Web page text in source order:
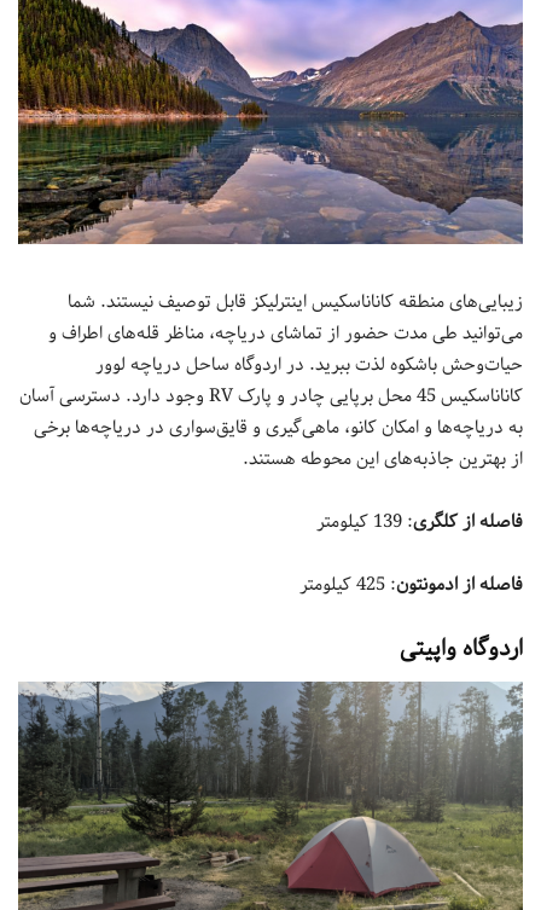
زیبایی‌های منطقه کاناناسکیس اینترلیکز قابل توصیف نیستند. شما
می‌توانید طی مدت حضور از تماشای دریاچه، مناظر قله‌های اطراف و
حیات‌وحش باشکوه لذت ببرید. در اردوگاه ساحل دریاچه لوور
کاناناسکیس 45 محل برپایی چادر و پارک RV وجود دارد. دسترسی آسان
به دریاچه‌ها و امکان کانو، ماهی‌گیری و قایق‌سواری در دریاچه‌ها برخی
از بهترین جاذبه‌های این محوطه هستند.
فاصله از کلگری: 139 کیلومتر
فاصله از ادمونتون: 425 کیلومتر
اردوگاه واپیتی